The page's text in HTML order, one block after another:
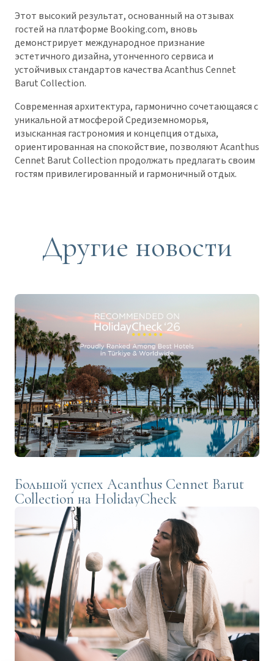
Этот высокий результат, основанный на отзывах
гостей на платформе Booking.com, вновь
демонстрирует международное признание
эстетичного дизайна, утонченного сервиса и
устойчивых стандартов качества Acanthus Cennet
Barut Collection.
Современная архитектура, гармонично сочетающаяся с
уникальной атмосферой Средиземноморья,
изысканная гастрономия и концепция отдыха,
ориентированная на спокойствие, позволяют Acanthus
Cennet Barut Collection продолжать предлагать своим
гостям привилегированный и гармоничный отдых.
Другие новости
Большой успех Acanthus Cennet Barut
Collection на HolidayCheck